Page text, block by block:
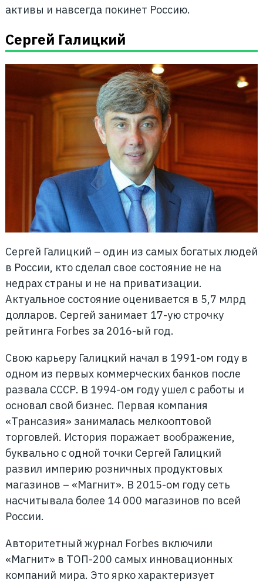
активы и навсегда покинет Россию.
Сергей Галицкий
Сергей Галицкий – один из самых богатых людей
в России, кто сделал свое состояние не на
недрах страны и не на приватизации.
Актуальное состояние оценивается в 5,7 млрд
долларов. Сергей занимает 17-ую строчку
рейтинга Forbes за 2016-ый год.
Свою карьеру Галицкий начал в 1991-ом году в
одном из первых коммерческих банков после
развала СССР. В 1994-ом году ушел с работы и
основал свой бизнес. Первая компания
«Трансазия» занималась мелкооптовой
торговлей. История поражает воображение,
буквально с одной точки Сергей Галицкий
развил империю розничных продуктовых
магазинов – «Магнит». В 2015-ом году сеть
насчитывала более 14 000 магазинов по всей
России.
Авторитетный журнал Forbes включили
«Магнит» в ТОП-200 самых инновационных
компаний мира. Это ярко характеризует